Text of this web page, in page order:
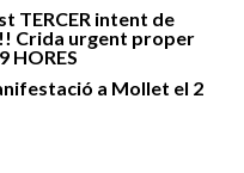
TERCER intent de
Crida urgent proper
HORES
a Mollet el 2